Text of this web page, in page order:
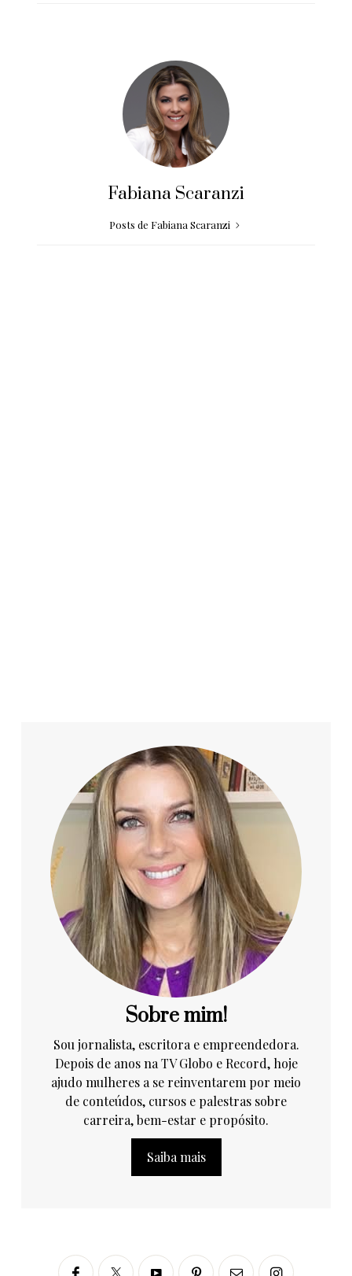
Fabiana Scaranzi
Posts de Fabiana Scaranzi
Sobre mim!
Sou jornalista, escritora e empreendedora.
Depois de anos na TV Globo e Record, hoje
ajudo mulheres a se reinventarem por meio
de conteúdos, cursos e palestras sobre
carreira, bem-estar e propósito.
Saiba mais